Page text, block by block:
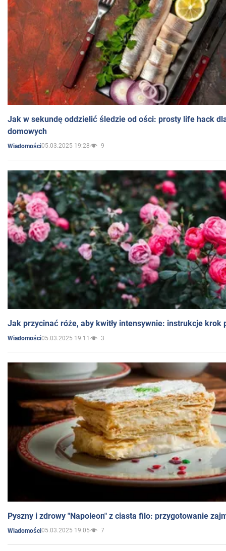
Jak w sekundę oddzielić śledzie od ości: prosty life hack
domowych
Wiadomości05.03.2025 19:28 9
Jak przycinać róże, aby kwitły intensywnie: instrukcje krok
Wiadomości05.03.2025 19:11 3
Pyszny i zdrowy "Napoleon" z ciasta filo: przygotowanie
Wiadomości05.03.2025 19:05 7